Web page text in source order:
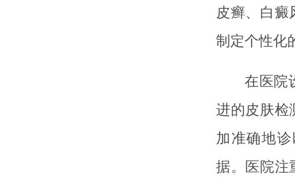
皮癣、白癜
制定个性化
在医院
进的皮肤检
加准确地
据。医院注